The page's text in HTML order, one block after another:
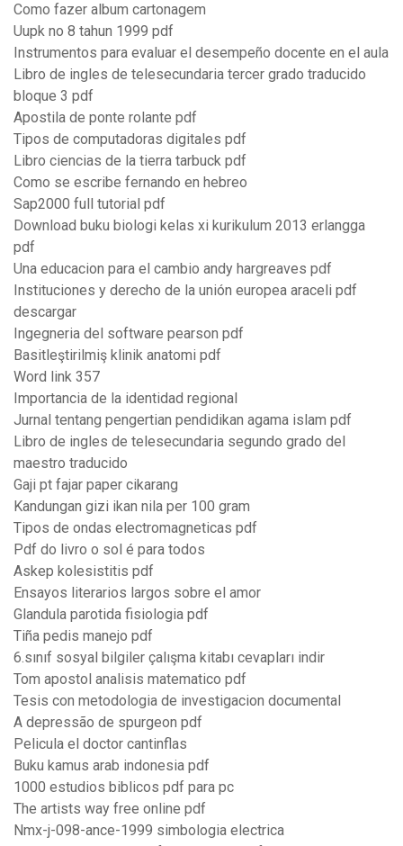
Como fazer album cartonagem
Uupk no 8 tahun 1999 pdf
Instrumentos para evaluar el desempeño docente en el aula
Libro de ingles de telesecundaria tercer grado traducido
bloque 3 pdf
Apostila de ponte rolante pdf
Tipos de computadoras digitales pdf
Libro ciencias de la tierra tarbuck pdf
Como se escribe fernando en hebreo
Sap2000 full tutorial pdf
Download buku biologi kelas xi kurikulum 2013 erlangga
pdf
Una educacion para el cambio andy hargreaves pdf
Instituciones y derecho de la unión europea araceli pdf
descargar
Ingegneria del software pearson pdf
Basitleştirilmiş klinik anatomi pdf
Word link 357
Importancia de la identidad regional
Jurnal tentang pengertian pendidikan agama islam pdf
Libro de ingles de telesecundaria segundo grado del
maestro traducido
Gaji pt fajar paper cikarang
Kandungan gizi ikan nila per 100 gram
Tipos de ondas electromagneticas pdf
Pdf do livro o sol é para todos
Askep kolesistitis pdf
Ensayos literarios largos sobre el amor
Glandula parotida fisiologia pdf
Tiña pedis manejo pdf
6.sınıf sosyal bilgiler çalışma kitabı cevapları indir
Tom apostol analisis matematico pdf
Tesis con metodologia de investigacion documental
A depressão de spurgeon pdf
Pelicula el doctor cantinflas
Buku kamus arab indonesia pdf
1000 estudios biblicos pdf para pc
The artists way free online pdf
Nmx-j-098-ance-1999 simbologia electrica